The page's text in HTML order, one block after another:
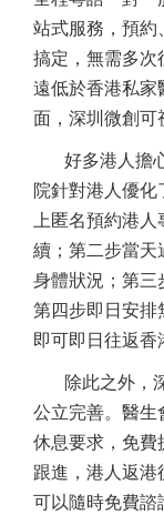
站式服務，預約
搞定，無需多次
遠低於香港私
面，深圳微創可
好多港人擔
院針對港人優化
上匿名預約港
續；第二步當
身體狀況；第三
第四步即日安排
即可即日往返香
除此之外，
公立完善。醫生
休息要求，免費
跟進，港人返
可以隨時免費諮